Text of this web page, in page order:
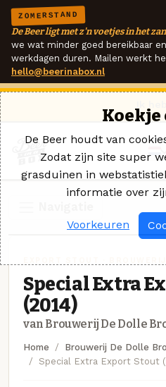
ZOMERSTAND
De Beer ligt met z'n voetjes in het
we wat minder goed bereikbaar
werkdagen duren. Mailen werkt
hello@beerinabox.nl
Special Extra
(2014)
van Brouwerij De Dolle
Home
Brouwerij De Dolle
Special Extra Export Stout
Koekje
De Beer houdt van
Zodat zijn site super
grasduinen in
informatie over
Voorkeuren